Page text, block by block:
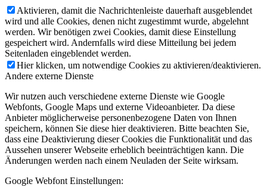
Aktivieren, damit die Nachrichtenleiste dauerhaft ausgeblendet
wird und alle Cookies, denen nicht zugestimmt wurde, abgelehnt
werden. Wir benötigen zwei Cookies, damit diese Einstellung
gespeichert wird. Andernfalls wird diese Mitteilung bei jedem
Seitenladen eingeblendet werden.
Hier klicken, um notwendige Cookies zu aktivieren/deaktivieren.
Andere externe Dienste
Wir nutzen auch verschiedene externe Dienste wie Google
Webfonts, Google Maps und externe Videoanbieter. Da diese
Anbieter möglicherweise personenbezogene Daten von Ihnen
speichern, können Sie diese hier deaktivieren. Bitte beachten Sie,
dass eine Deaktivierung dieser Cookies die Funktionalität und das
Aussehen unserer Webseite erheblich beeinträchtigen kann. Die
Änderungen werden nach einem Neuladen der Seite wirksam.
Google Webfont Einstellungen: